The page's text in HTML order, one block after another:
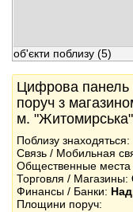
об'єкти поблизу (5)
Цифрова панель
поруч з
м. "Житомирська"
Поблизу знаходяться:
Связь / Мобильная
Общественные места
Торговля / Магазины:
Финансы / Банки:
Площини поруч: